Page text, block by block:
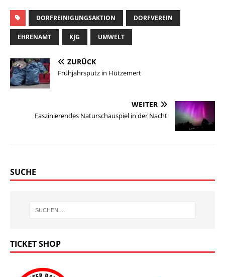
DORFREINIGUNGSAKTION DORFVEREIN
EHRENAMT KJG UMWELT
ZURÜCK
Frühjahrsputz in Hützemert
WEITER
Faszinierendes Naturschauspiel in der Nacht
SUCHE
TICKET SHOP